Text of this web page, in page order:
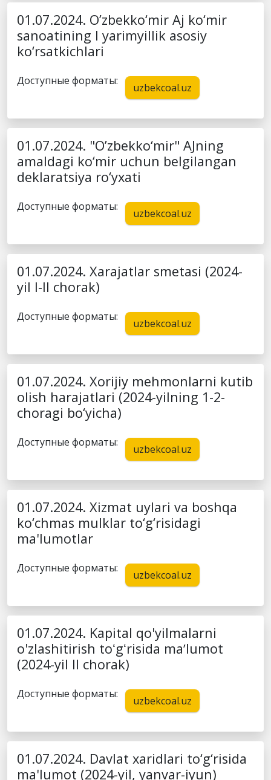
01.07.2024. O’zbekko‘mir Aj ko‘mir
sanoatining I yarimyillik asosiy
ko‘rsatkichlari
Доступные форматы:
uzbekcoal.uz
01.07.2024. "O’zbekko‘mir" AJning
amaldagi ko‘mir uchun belgilangan
deklaratsiya ro‘yxati
Доступные форматы:
uzbekcoal.uz
01.07.2024. Xarajatlar smetasi (2024-
yil I-II chorak)
Доступные форматы:
uzbekcoal.uz
01.07.2024. Xorijiy mehmonlarni kutib
olish harajatlari (2024-yilning 1-2-
choragi bo‘yicha)
Доступные форматы:
uzbekcoal.uz
01.07.2024. Xizmat uylari va boshqa
ko‘chmas mulklar to‘g‘risidagi
ma'lumotlar
Доступные форматы:
uzbekcoal.uz
01.07.2024. Kapital qo'yilmalarni
o'zlashitirish toʻgʻrisida maʼlumot
(2024-yil II chorak)
Доступные форматы:
uzbekcoal.uz
01.07.2024. Davlat xaridlari to‘g‘risida
ma'lumot (2024-yil, yanvar-iyun)